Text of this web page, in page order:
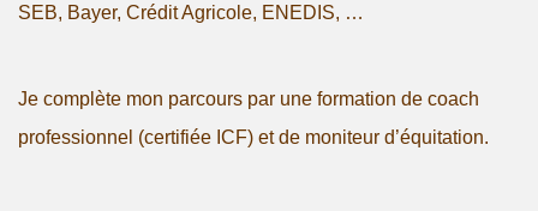
SEB, Bayer, Crédit Agricole, ENEDIS, …
Je complète mon parcours par une formation de coach
professionnel (certifiée ICF) et de moniteur d’équitation.